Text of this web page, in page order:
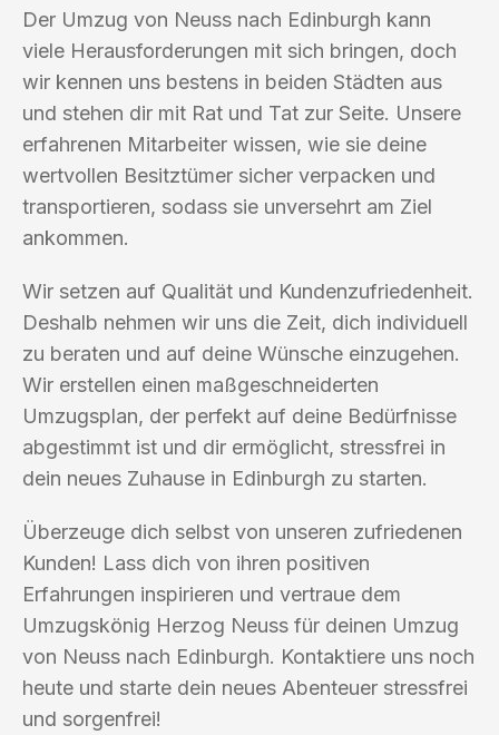
Der Umzug von Neuss nach Edinburgh kann
viele Herausforderungen mit sich bringen, doch
wir kennen uns bestens in beiden Städten aus
und stehen dir mit Rat und Tat zur Seite. Unsere
erfahrenen Mitarbeiter wissen, wie sie deine
wertvollen Besitztümer sicher verpacken und
transportieren, sodass sie unversehrt am Ziel
ankommen.
Wir setzen auf Qualität und Kundenzufriedenheit.
Deshalb nehmen wir uns die Zeit, dich individuell
zu beraten und auf deine Wünsche einzugehen.
Wir erstellen einen maßgeschneiderten
Umzugsplan, der perfekt auf deine Bedürfnisse
abgestimmt ist und dir ermöglicht, stressfrei in
dein neues Zuhause in Edinburgh zu starten.
Überzeuge dich selbst von unseren zufriedenen
Kunden! Lass dich von ihren positiven
Erfahrungen inspirieren und vertraue dem
Umzugskönig Herzog Neuss für deinen Umzug
von Neuss nach Edinburgh. Kontaktiere uns noch
heute und starte dein neues Abenteuer stressfrei
und sorgenfrei!